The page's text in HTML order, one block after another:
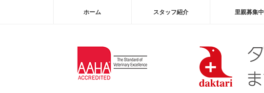
ホーム スタッフ紹介 里親募集中